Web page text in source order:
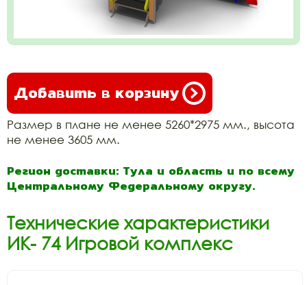
Добавить в корзину
Размер в плане не менее 5260*2975 мм., высота
не менее 3605 мм.
Регион доставки: Тула и область и по всему
Центральному Федеральному округу.
Технические характеристики
ИК- 74 Игровой комплекс